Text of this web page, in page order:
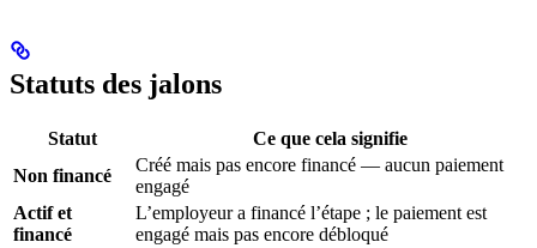
Statuts des jalons
Statut
Ce que cela signifie
Non financé
Créé mais pas encore financé — aucun paiement
engagé
Actif et
financé
L’employeur a financé l’étape ; le paiement est
engagé mais pas encore débloqué